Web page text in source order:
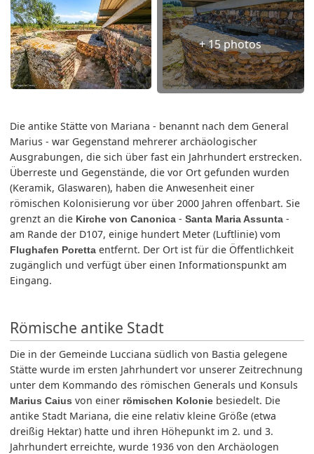
+ 15 photos
Die antike Stätte von Mariana - benannt nach dem General
Marius - war Gegenstand mehrerer archäologischer
Ausgrabungen, die sich über fast ein Jahrhundert erstrecken.
Überreste und Gegenstände, die vor Ort gefunden wurden
(Keramik, Glaswaren), haben die Anwesenheit einer
römischen Kolonisierung vor über 2000 Jahren offenbart. Sie
grenzt an die Kirche von Canonica -Santa Maria Assunta -
am Rande der D107, einige hundert Meter (Luftlinie) vom
Flughafen Poretta entfernt. Der Ort ist für die Öffentlichkeit
zugänglich und verfügt über einen Informationspunkt am
Eingang.
Römische antike Stadt
Die in der Gemeinde Lucciana südlich von Bastia gelegene
Stätte wurde im ersten Jahrhundert vor unserer Zeitrechnung
unter dem Kommando des römischen Generals und Konsuls
Marius Caius von einer römischen Kolonie besiedelt. Die
antike Stadt Mariana, die eine relativ kleine Größe (etwa
dreißig Hektar) hatte und ihren Höhepunkt im 2. und 3.
Jahrhundert erreichte, wurde 1936 von den Archäologen